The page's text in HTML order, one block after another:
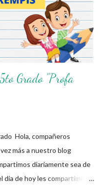
solo los compartimos con
Obtén
Grado "Profa
Hola, compañeros
más a nuestro blog
diariamente sea de
dia de hoy les compartimos